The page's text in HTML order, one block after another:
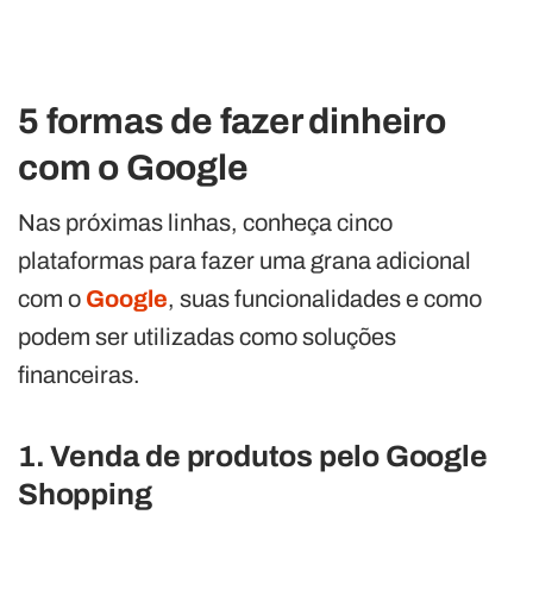
5 formas de fazer dinheiro
com o Google
Nas próximas linhas, conheça cinco
plataformas para fazer uma grana adicional
com o Google, suas funcionalidades e como
podem ser utilizadas como soluções
financeiras.
1. Venda de produtos pelo Google
Shopping